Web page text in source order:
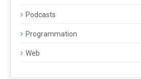
Podcasts
Programmation
Web